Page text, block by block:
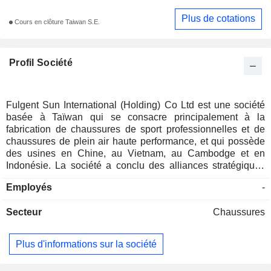
Profil Société
Fulgent Sun International (Holding) Co Ltd est une société
basée à Taïwan qui se consacre principalement à la
fabrication de chaussures de sport professionnelles et de
chaussures de plein air haute performance, et qui possède
des usines en Chine, au Vietnam, au Cambodge et en
Indonésie. La société a conclu des alliances stratégiques
de produire en collaboration diverses chaussures de sport
Ses produits sont adaptés au jogging, à la randonnée, à
et aux activités de loisirs en général. Ils mettent l'accent à la
fois sur les fonctions sportives et récréatives et proposent
Employés -
Secteur Chaussures
Plus d'informations sur la société
Cours en clôture Taiwan S.E. Plus de cotations